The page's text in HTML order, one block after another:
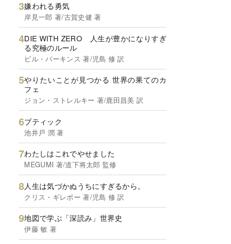
嫌われる勇気
岸見一郎 著/古賀史健 著
DIE WITH ZERO 人生が豊かになりすぎ
る究極のルール
ビル・パーキンス 著/児島 修 訳
やりたいことが見つかる 世界の果てのカ
フェ
ジョン・ストレルキー 著/鹿田昌美 訳
ブティック
池井戸 潤 著
わたしはこれでやせました
MEGUMI 著/道下将太郎 監修
人生は気づかぬうちにすぎるから。
クリス・ギレボー 著/児島 修 訳
地図で学ぶ「深読み」世界史
伊藤 敏 著